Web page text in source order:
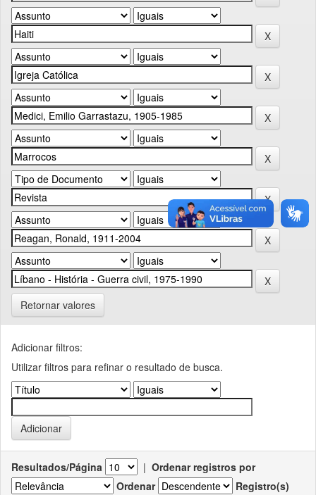
Retornar valores
Adicionar filtros:
Utilizar filtros para refinar o resultado de busca.
Resultados/Página | Ordenar registros por
Ordenar
Registro(s)